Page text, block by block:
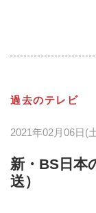
過去のテレビ
2021年02月06日(
新・BS日本
送）